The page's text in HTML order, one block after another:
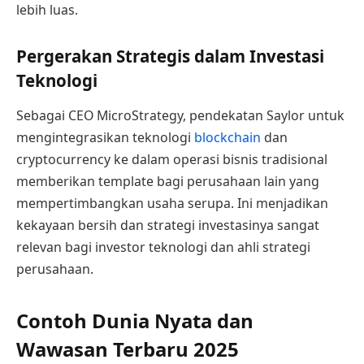
lebih luas.
Pergerakan Strategis dalam Investasi
Teknologi
Sebagai CEO MicroStrategy, pendekatan Saylor untuk
mengintegrasikan teknologi blockchain dan
cryptocurrency ke dalam operasi bisnis tradisional
memberikan template bagi perusahaan lain yang
mempertimbangkan usaha serupa. Ini menjadikan
kekayaan bersih dan strategi investasinya sangat
relevan bagi investor teknologi dan ahli strategi
perusahaan.
Contoh Dunia Nyata dan
Wawasan Terbaru 2025